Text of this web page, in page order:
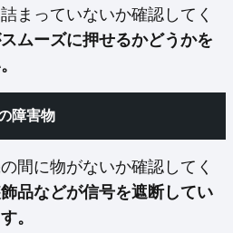
まっていないか確認してく
ムーズに押せるかどうかを
障害物
間に物がないか確認してく
品などが信号を遮断してい
。